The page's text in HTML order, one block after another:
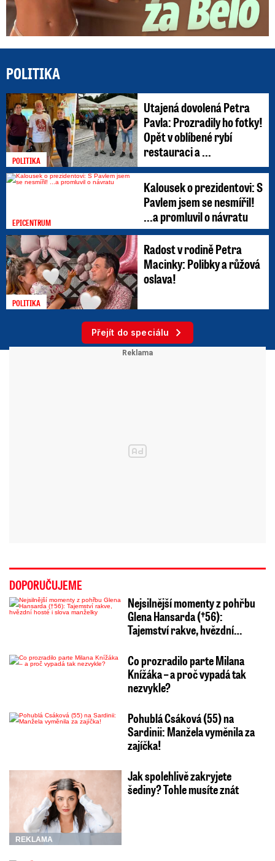
POLITIKA
POLITIKA
Utajená dovolená Petra
Pavla: Prozradily ho fotky!
Opět v oblíbené rybí
restauraci a ...
EPICENTRUM
Kalousek o prezidentovi: S
Pavlem jsem se nesmířil!
...a promluvil o návratu
POLITIKA
Radost v rodině Petra
Macinky: Polibky a růžová
oslava!
Přejít do speciálu
DOPORUČUJEME
Nejsilnější momenty z pohřbu
Glena Hansarda (†56):
Tajemství rakve, hvězdní…
Co prozradilo parte Milana
Knížáka – a proč vypadá tak
nezvykle?
Pohublá Csáková (55) na
Sardinii: Manžela vyměnila za
zajíčka!
REKLAMA
Jak spolehlivě zakryjete
šediny? Tohle musíte znát